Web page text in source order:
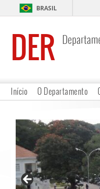
BRASIL
DER
Início O Departamento